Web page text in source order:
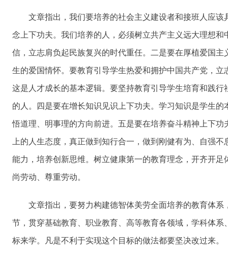
文章指出，我们要培养的社会主义建设者和接班人应该
念上下功夫。我们培养的人，必须树立共产主义远大理想
信，立志肩负起民族复兴的时代重任。二是要在厚植爱国
生的爱国情怀。要教育引导学生热爱和拥护中国共产党，
这是人才成长的基本逻辑。要坚持教育引导学生培育和践
的人。四是要在增长知识见识上下功夫。学习知识是学生
悟道理、明事理的方向前进。五是要在培养奋斗精神上下
上的人生态度，真正做到知行合一，做到刚健有为、自强
能力，培养创新思维。树立健康第一的教育理念，开齐开
尚劳动、尊重劳动。
文章指出，要努力构建德智体美劳全面培养的教育体系
节，贯穿基础教育、职业教育、高等教育各领域，学科体
标来学。凡是不利于实现这个目标的做法都要坚决改过来。